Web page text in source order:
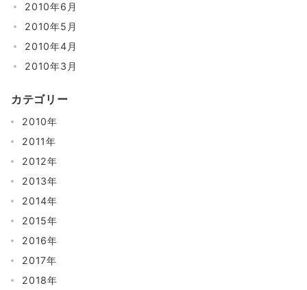
2010年6月
2010年5月
2010年4月
2010年3月
カテゴリー
2010年
2011年
2012年
2013年
2014年
2015年
2016年
2017年
2018年